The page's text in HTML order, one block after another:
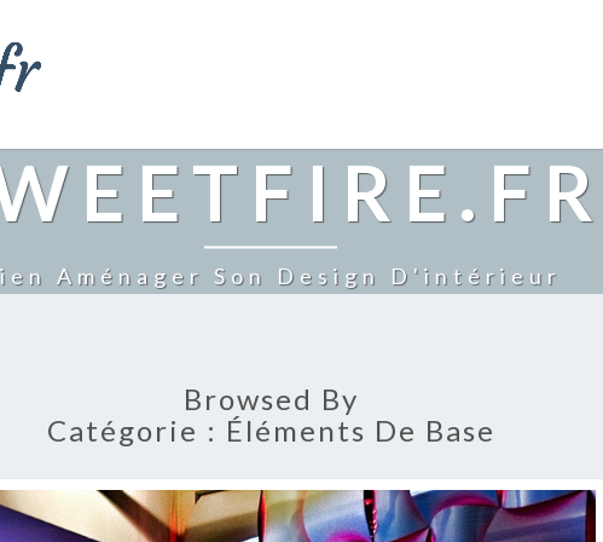
Aménager Son Design D'intérieur
Browsed By
Catégorie : Éléments De Base